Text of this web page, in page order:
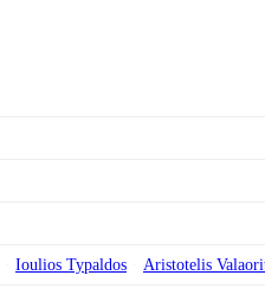
Ioulios Typaldos Aristotelis